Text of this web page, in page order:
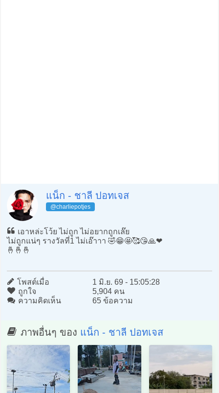
แน็ก - ชาลี ปอทเจส
@charliepotjes
เอาหล่ะโว้ย ไม่ถูก ไม่อยากถูกเล๊ย
ไม่ถูกแน่ๆ รางวัลที่1 ไม่เอ๊าาา 🤣😁🤩🥰😘🙏❤️
🤞🤞🤞
โพสต์เมื่อ
1 มิ.ย. 69 - 15:05:28
ถูกใจ
5,904 คน
ความคิดเห็น
65 ข้อความ
ภาพอื่นๆ ของ แน็ก - ชาลี ปอทเจส